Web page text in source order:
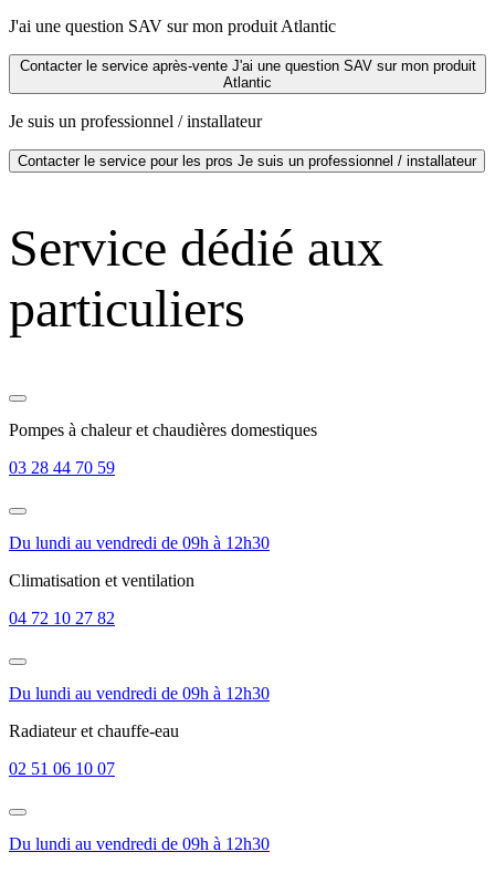
J'ai une question SAV sur mon produit Atlantic
Contacter le service après-vente J'ai une question SAV sur mon produit
Atlantic
Je suis un professionnel / installateur
Contacter le service pour les pros Je suis un professionnel / installateur
Service dédié aux
particuliers
Pompes à chaleur et chaudières domestiques
03 28 44 70 59
Du lundi au vendredi de 09h à 12h30
Climatisation et ventilation
04 72 10 27 82
Du lundi au vendredi de 09h à 12h30
Radiateur et chauffe-eau
02 51 06 10 07
Du lundi au vendredi de 09h à 12h30